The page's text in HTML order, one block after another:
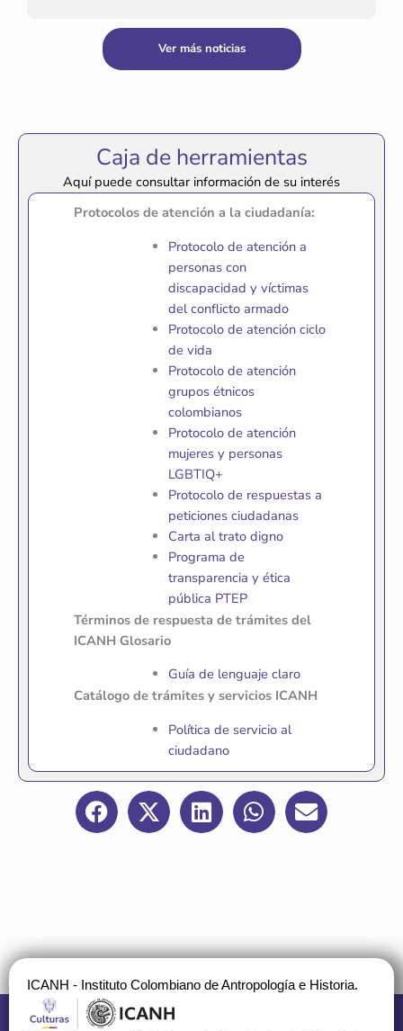
Ver más noticias
Caja de herramientas
Aquí puede consultar información de su interés
Protocolos de atención a la ciudadanía:
Protocolo de atención a
personas con
discapacidad y víctimas
del conflicto armado
Protocolo de atención ciclo
de vida
Protocolo de atención
grupos étnicos
colombianos
Protocolo de atención
mujeres y personas
LGBTIQ+
Protocolo de respuestas a
peticiones ciudadanas
Carta al trato digno
Programa de
transparencia y ética
pública PTEP
Términos de respuesta de trámites del
ICANH Glosario
Guía de lenguaje claro
Catálogo de trámites y servicios ICANH
Política de servicio al
ciudadano
ICANH - Instituto Colombiano de Antropología e Historia.